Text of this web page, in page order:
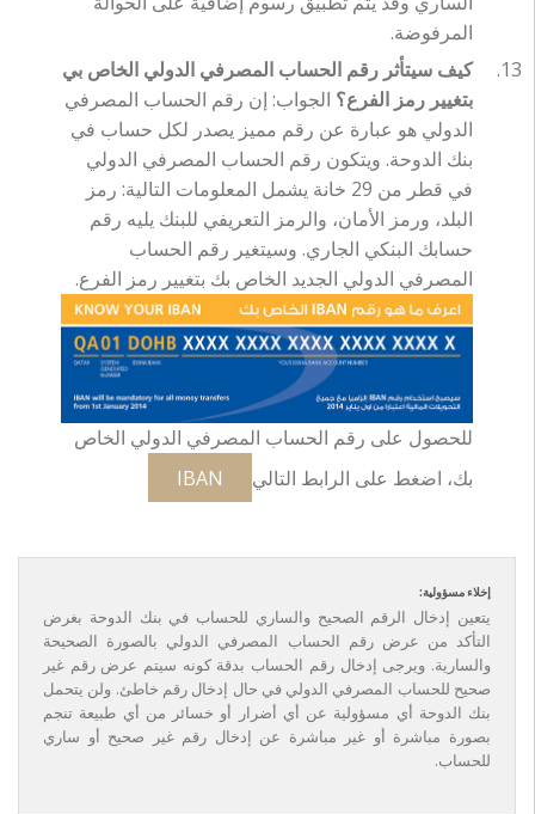
المرفوضة.
كيف سيتأثر رقم الحساب المصرفي الدولي الخاص بي
بتغيير رمز الفرع؟ الجواب: إن رقم الحساب المصرفي
الدولي هو عبارة عن رقم مميز يصدر لكل حساب في
بنك الدوحة. ويتكون رقم الحساب المصرفي الدولي
في قطر من 29 خانة يشمل المعلومات التالية: رمز
البلد، ورمز الأمان، والرمز التعريفي للبنك يليه رقم
حسابك البنكي الجاري. وسيتغير رقم الحساب
المصرفي الدولي الجديد الخاص بك بتغيير رمز الفرع.
للحصول على رقم الحساب المصرفي الدولي الخاص
بك، اضغط على الرابط التالي
IBAN
إخلاء مسؤولية:
يتعين إدخال الرقم الصحيح والساري للحساب في بنك الدوحة بغرض
التأكد من عرض رقم الحساب المصرفي الدولي بالصورة الصحيحة
والسارية. ويرجى إدخال رقم الحساب بدقة كونه سيتم عرض رقم غير
صحيح للحساب المصرفي الدولي في حال إدخال رقم خاطئ. ولن يتحمل
بنك الدوحة أي مسؤولية عن أي أضرار أو خسائر من أي طبيعة تنجم
بصورة مباشرة أو غير مباشرة عن إدخال رقم غير صحيح أو ساري
للحساب.